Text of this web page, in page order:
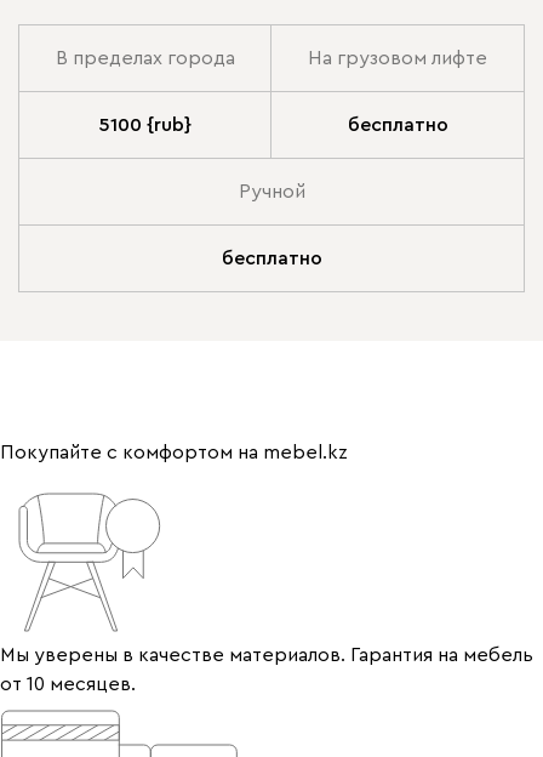
В пределах города На грузовом лифте
5100 {rub} бесплатно
Ручной
бесплатно
Покупайте с комфортом на mebel.kz
Мы уверены в качестве материалов. Гарантия на мебель
от 10 месяцев.